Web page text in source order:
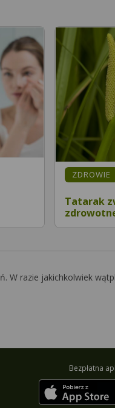
ZDROWIE
Tatarak
W razie jakichkolwiek
Bezpłatna